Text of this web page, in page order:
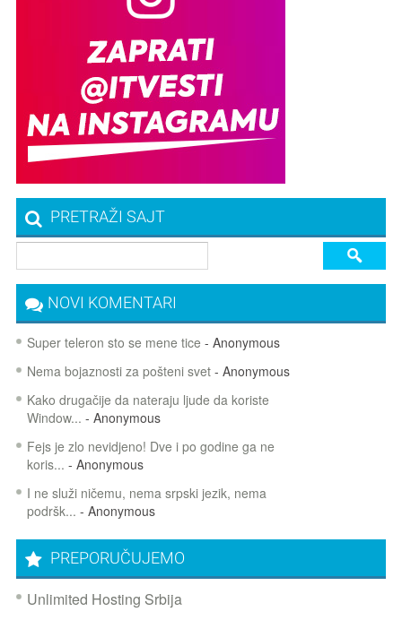
PRETRAŽI SAJT
NOVI KOMENTARI
Super teleron sto se mene tice - Anonymous
Nema bojaznosti za pošteni svet- Anonymous
Kako drugačije da nateraju ljude da koriste
Window... - Anonymous
Fejs je zlo nevidjeno! Dve i po godine ga ne
koris... - Anonymous
I ne služi ničemu, nema srpski jezik, nema
podršk... - Anonymous
PREPORUČUJEMO
Unlimited Hosting Srbija